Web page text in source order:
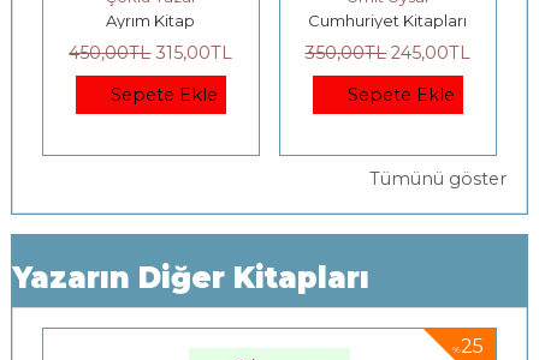
,00TL
Cumhuriyet Kitapları
350,00TL ,00TL
Sepete Ekle
Ayrıntı
500,00TL
Sepete
Tümünü göster
Yazarın Diğer Kitapları
%25